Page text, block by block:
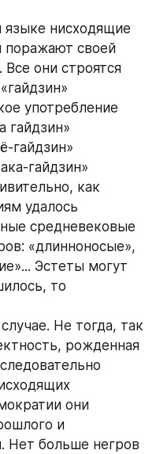
своей
они строятся
употребление
гайдзин»
гайдзин»
гайдзин»
как
удалось
средневековые
«длинноносые»,
Эстеты могут
то
рожденная
они
и
Нет больше негров